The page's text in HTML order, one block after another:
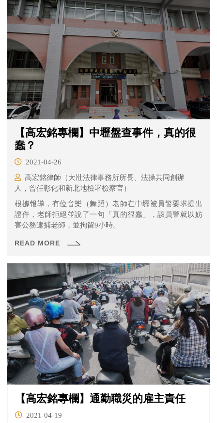
【高宏銘專欄】中壢盤查事件，真的很
蠢？
2021-04-26
高宏銘律師（大壯法律事務所所長、法操共同創辦
人，曾任彰化和新北地檢署檢察官）
根據報導，有位音樂（舞蹈）老師在中壢被員警要求提出
證件，老師拒絕並說了一句「真的很蠢」，該員警就以妨
害公務逮捕老師，並拘留9小時。
READ MORE
【高宏銘專欄】通勤職災的雇主責任
2021-04-19